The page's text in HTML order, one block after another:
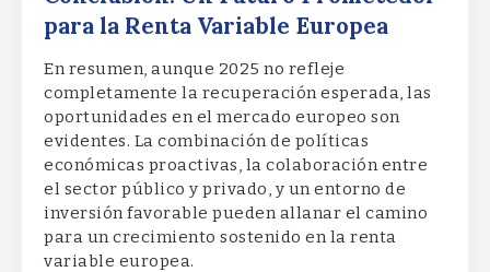
para la Renta Variable Europea
En resumen, aunque 2025 no refleje
completamente la recuperación esperada, las
oportunidades en el mercado europeo son
evidentes. La combinación de políticas
económicas proactivas, la colaboración entre
el sector público y privado, y un entorno de
inversión favorable pueden allanar el camino
para un crecimiento sostenido en la renta
variable europea.